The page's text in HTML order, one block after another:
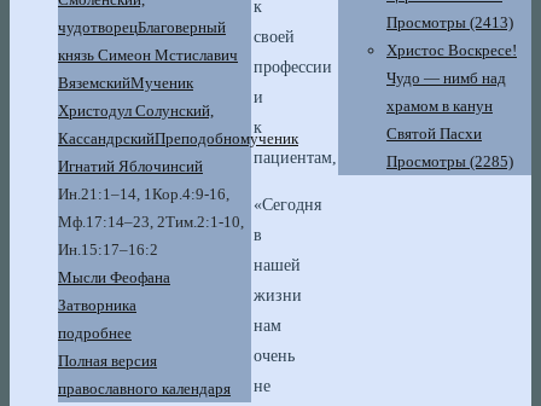
к
своей
профессии
и
к
пациентам,
«Сегодня
в
нашей
жизни
нам
очень
не
чудотворецБлаговерный
князь Симеон Мстиславич
ВяземскийМученик
Христодул Солунский,
КассандрскийПреподобномученик
Игнатий Яблочинсий
Ин.21:1–14, 1Кор.4:9-16,
Мф.17:14–23, 2Тим.2:1-10,
Ин.15:17–16:2
Мысли Феофана
Затворника
подробнее
Полная версия
православного календаря
Просмотры (2413)
Христос Воскресе!
Чудо — нимб над
храмом в канун
Святой Пасхи
Просмотры (2285)